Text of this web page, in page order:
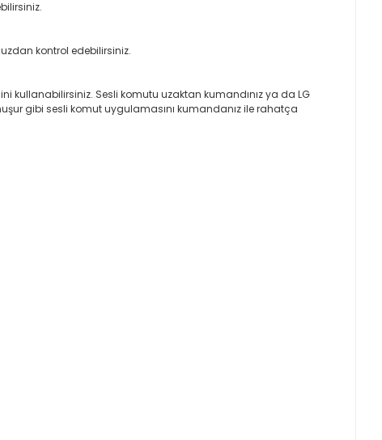
kontrol edebilirsiniz.
kullanabilirsiniz. Sesli komutu uzaktan kumandınız ya da LG
gibi sesli komut uygulamasını kumandanız ile rahatça